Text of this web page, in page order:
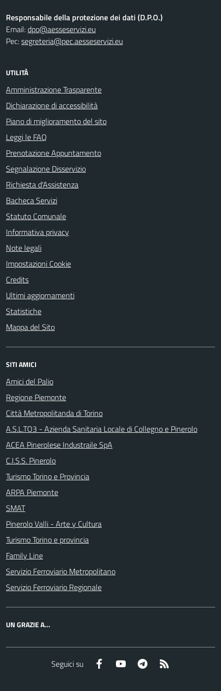
Responsabile della protezione dei dati (D.P.O.)
Email:dpo@aesseservizi.eu
Pec:segreteria@pec.aesseservizi.eu
UTILITÀ
Amministrazione Trasparente
Dichiarazione di accessibilità
Piano di miglioramento del sito
Leggi le FAQ
Prenotazione Appuntamento
Segnalazione Disservizio
Richiesta d'Assistenza
Bacheca Servizi
Statuto Comunale
Informativa privacy
Note legali
Impostazioni Cookie
Credits
Ultimi aggiornamenti
Statistiche
Mappa del Sito
SITI AMICI
Amici del Palio
Regione Piemonte
Città Metropolitanda di Torino
A.S.L.TO3 - Azienda Sanitaria Locale di Collegno e Pinerolo
ACEA Pinerolese Industraile SpA
C.I.S.S. Pinerolo
Turismo Torino e Provincia
ARPA Piemonte
SMAT
Pinerolo Valli - Arte y Cultura
Turismo Torino e provincia
Family Line
Servizio Ferroviario Metropolitano
Servizio Ferroviario Regionale
UN GRAZIE A...
Seguici su Facebook YouTube Telegram